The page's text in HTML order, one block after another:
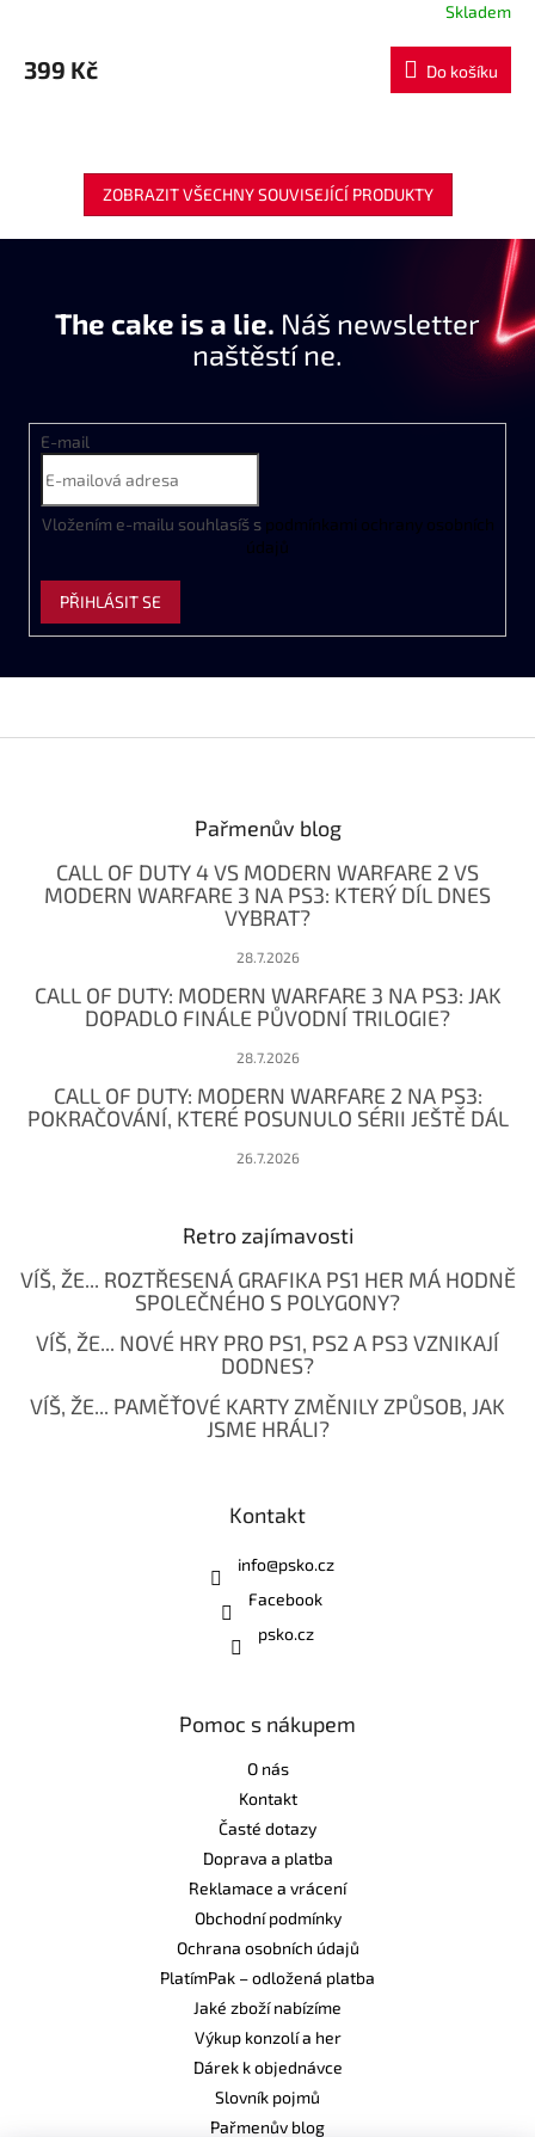
Skladem
399 Kč Do košíku
ZOBRAZIT VŠECHNY SOUVISEJÍCÍ PRODUKTY
The cake is a lie. Náš newsletter
naštěstí ne.
E-mail
Vložením e-mailu souhlasíš s podmínkami ochrany osobních
údajů
PŘIHLÁSIT SE
Pařmenův blog
CALL OF DUTY 4 VS MODERN WARFARE 2 VS
MODERN WARFARE 3 NA PS3: KTERÝ DÍL DNES
VYBRAT?
28.7.2026
CALL OF DUTY: MODERN WARFARE 3 NA PS3: JAK
DOPADLO FINÁLE PŮVODNÍ TRILOGIE?
28.7.2026
CALL OF DUTY: MODERN WARFARE 2 NA PS3:
POKRAČOVÁNÍ, KTERÉ POSUNULO SÉRII JEŠTĚ DÁL
26.7.2026
Retro zajímavosti
VÍŠ, ŽE... ROZTŘESENÁ GRAFIKA PS1 HER MÁ HODNĚ
SPOLEČNÉHO S POLYGONY?
VÍŠ, ŽE... NOVÉ HRY PRO PS1, PS2 A PS3 VZNIKAJÍ
DODNES?
VÍŠ, ŽE... PAMĚŤOVÉ KARTY ZMĚNILY ZPŮSOB, JAK
JSME HRÁLI?
Kontakt
info@psko.cz
Facebook
psko.cz
Pomoc s nákupem
O nás
Kontakt
Časté dotazy
Doprava a platba
Reklamace a vrácení
Obchodní podmínky
Ochrana osobních údajů
PlatímPak – odložená platba
Jaké zboží nabízíme
Výkup konzolí a her
Dárek k objednávce
Slovník pojmů
Pařmenův blog